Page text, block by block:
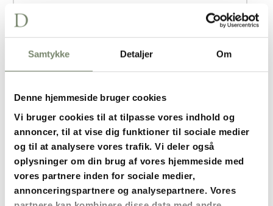
Samtykke Detaljer Om
Denne hjemmeside bruger cookies
Vi bruger cookies til at tilpasse vores indhold og
annoncer, til at vise dig funktioner til sociale medier
og til at analysere vores trafik. Vi deler også
oplysninger om din brug af vores hjemmeside med
vores partnere inden for sociale medier,
annonceringspartnere og analysepartnere. Vores
Private Dining er en eksklusiv oplevelse, hvor
retter, hvilket skaber en personlig og
nærværende oplevelse, som I vil glæde jer til og
Pop up